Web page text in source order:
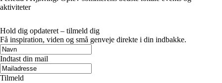
aktiviteter
Hold dig opdateret – tilmeld dig
Få inspiration, viden og små genveje direkte i din indbakke.
Indtast din mail
Tilmeld